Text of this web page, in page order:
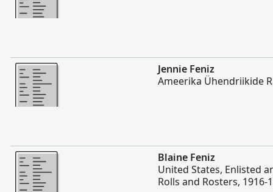
Rohkem
Jennie Feniz
Ameerika Ühendriikide
Rohkem
Blaine Feniz
United States, Enlisted
Rolls and Rosters, 1916-